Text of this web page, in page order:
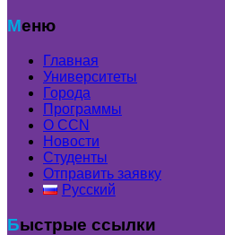
Меню
Главная
Университеты
Города
Программы
О CCN
Новости
Студенты
Отправить заявку
Русский
Быстрые ссылки